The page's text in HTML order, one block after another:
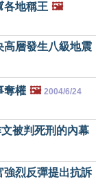
各地稱王 🖼️
高層發生八級地震
奪權 🖼️ 2004/6/24
被判死刑的內幕
強烈反彈提出抗訴